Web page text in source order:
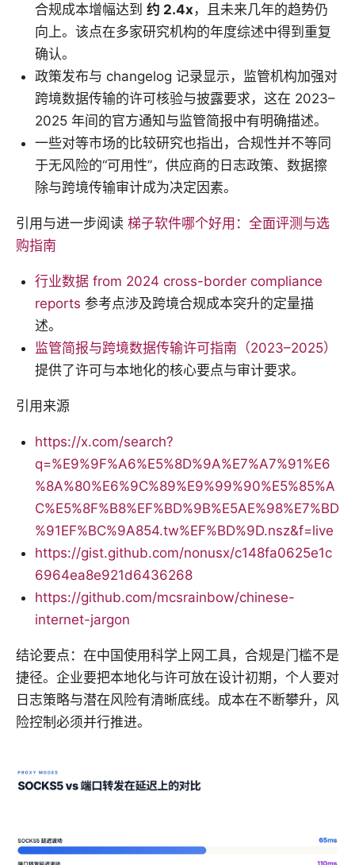
合规成本增幅达到 约 2.4x ，且未来几年的趋势仍
向上。该点在多家研究机构的年度综述中得到重复
确认。
政策发布与 changelog 记录显示，监管机构加强对
跨境数据传输的许可核验与披露要求，这在 2023–
2025 年间的官方通知与监管简报中有明确描述。
一些对等市场的比较研究也指出，合规性并不等同
于无风险的“可用性”，供应商的日志政策、数据擦
除与跨境传输审计成为决定因素。
引用与进一步阅读 梯子软件哪个好用：全面评测与选
购指南
行业数据 from 2024 cross-border compliance
reports 参考点涉及跨境合规成本突升的定量描
述。
监管简报与跨境数据传输许可指南（2023–2025）
提供了许可与本地化的核心要点与审计要求。
引用来源
https://x.com/search?
q=%E9%9F%A6%E5%8D%9A%E7%A7%91%E6
%8A%80%E6%9C%89%E9%99%90%E5%85%A
C%E5%8F%B8%EF%BD%9B%E5AE%98%E7%BD
%91EF%BC%9A854.tw%EF%BD%9D.nsz&f=live
https://gist.github.com/nonusx/c148fa0625e1c
6964ea8e921d6436268
https://github.com/mcsrainbow/chinese-
internet-jargon
结论要点：在中国使用科学上网工具，合规是门槛不是
捷径。企业要把本地化与许可放在设计初期，个人要对
日志策略与潜在风险有清晰底线。成本在不断攀升，风
险控制必须并行推进。